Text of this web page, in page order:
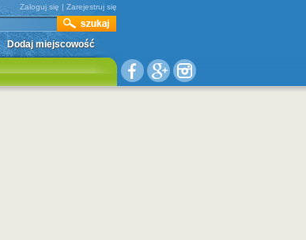
Zaloguj się | Zarejestruj się
Dodaj miejscowość